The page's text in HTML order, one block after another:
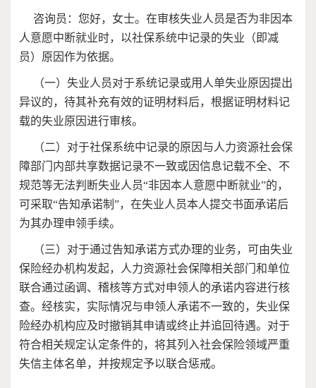
咨询员：您好，女士。在审核失业人员是否为非因本
人意愿中断就业时，以社保系统中记录的失业（即减
员）原因作为依据。
（一）失业人员对于系统记录或用人单失业原因提出
异议的，待其补充有效的证明材料后，根据证明材料记
载的失业原因进行审核。
（二）对于社保系统中记录的原因与人力资源社会保
障部门内部共享数据记录不一致或因信息记载不全、不
规范等无法判断失业人员“非因本人意愿中断就业”的，
可采取“告知承诺制”，在失业人员本人提交书面承诺后
为其办理申领手续。
（三）对于通过告知承诺方式办理的业务，可由失业
保险经办机构发起，人力资源社会保障相关部门和单位
联合通过函调、稽核等方式对申领人的承诺内容进行核
查。经核实，实际情况与申领人承诺不一致的，失业保
险经办机构应及时撤销其申请或终止并追回待遇。对于
符合相关规定认定条件的，将其列入社会保险领域严重
失信主体名单，并按规定予以联合惩戒。